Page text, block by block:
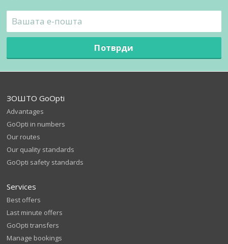
Потврди
ЗОШТО GoOpti
Advantages
GoOpti in numbers
Our routes
Our quality standards
GoOpti safety standards
Services
Best offers
Last minute offers
GoOpti transfers
Manage bookings